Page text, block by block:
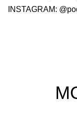
INSTAGRAM: